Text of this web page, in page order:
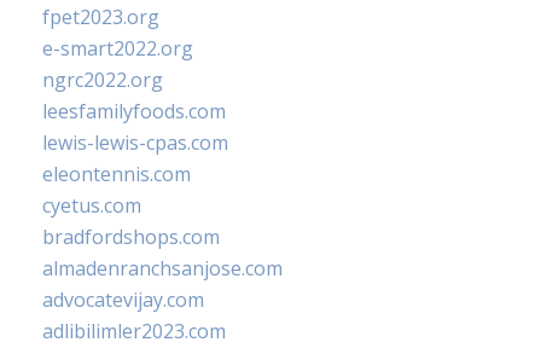
fpet2023.org
e-smart2022.org
ngrc2022.org
leesfamilyfoods.com
lewis-lewis-cpas.com
eleontennis.com
cyetus.com
bradfordshops.com
almadenranchsanjose.com
advocatevijay.com
adlibilimler2023.com